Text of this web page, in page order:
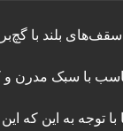
بلند با
با سبک مدرن و
توجه به این که